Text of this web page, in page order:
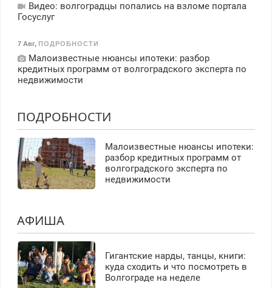
Видео: волгоградцы попались на взломе портала
Госуслуг
7 Авг, ПОДРОБНОСТИ
Малоизвестные нюансы ипотеки: разбор
кредитных программ от волгоградского эксперта по
недвижимости
ПОДРОБНОСТИ
Малоизвестные нюансы ипотеки:
разбор кредитных программ от
волгоградского эксперта по
недвижимости
АФИША
Гигантские нарды, танцы, книги:
куда сходить и что посмотреть в
Волгограде на неделе